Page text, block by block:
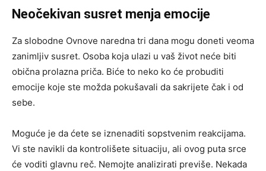
Neočekivan susret menja emocije
Za slobodne Ovnove naredna tri dana mogu doneti veoma
zanimljiv susret. Osoba koja ulazi u vaš život neće biti
obična prolazna priča. Biće to neko ko će probuditi
emocije koje ste možda pokušavali da sakrijete čak i od
sebe.
Moguće je da ćete se iznenaditi sopstvenim reakcijama.
Vi ste navikli da kontrolišete situaciju, ali ovog puta srce
će voditi glavnu reč. Nemojte analizirati previše. Nekada